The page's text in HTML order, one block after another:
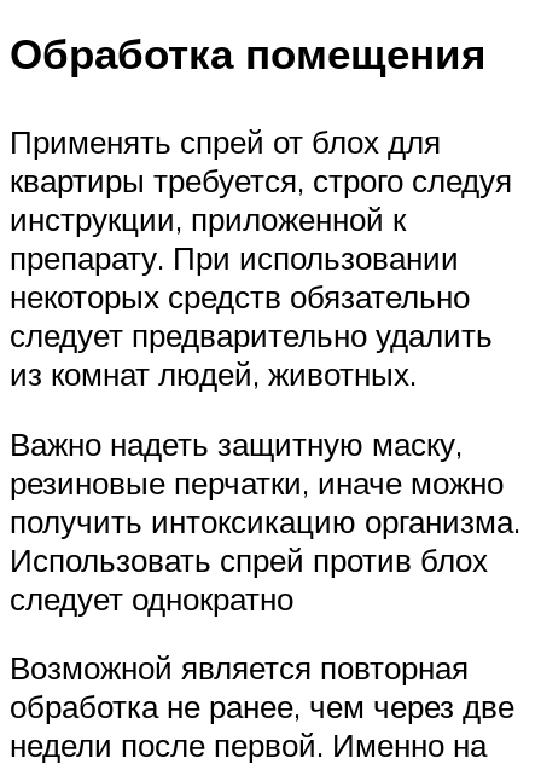
Обработка помещения
Применять спрей от блох для
квартиры требуется, строго следуя
инструкции, приложенной к
препарату. При использовании
некоторых средств обязательно
следует предварительно удалить
из комнат людей, животных.
Важно надеть защитную маску,
резиновые перчатки, иначе можно
получить интоксикацию организма.
Использовать спрей против блох
следует однократно
Возможной является повторная
обработка не ранее, чем через две
недели после первой. Именно на